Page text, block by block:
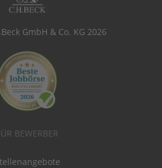
GmbH & Co. KG 2026
BEWERBER